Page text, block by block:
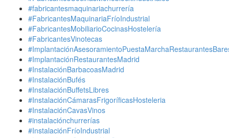
#fabricantesmaquinariachurrería
#FabricantesMaquinariaFríoIndustrial
#FabricantesMobiliarioCocinasHostelería
#FabricantesVinotecas
#ImplantaciónRestaurantesMadrid
#InstalaciónBarbacoasMadrid
#InstalaciónBufés
#InstalaciónBuffetsLibres
#InstalaciónCámarasFrigoríficasHosteleria
#InstalaciónCavasVinos
#instalaciónchurrerías
#InstalaciónFríoIndustrial